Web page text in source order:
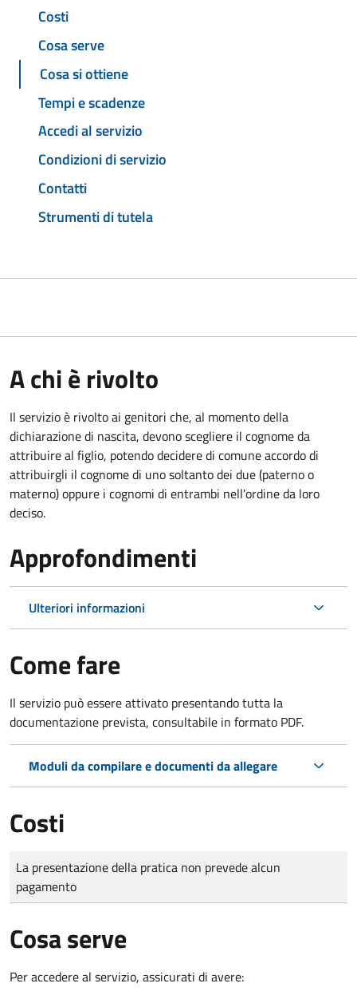
Costi
Cosa serve
Cosa si ottiene
Tempi e scadenze
Accedi al servizio
Condizioni di servizio
Contatti
Strumenti di tutela
A chi è rivolto
Il servizio è rivolto ai genitori che, al momento della
dichiarazione di nascita, devono scegliere il cognome da
attribuire al figlio, potendo decidere di comune accordo di
attribuirgli il cognome di uno soltanto dei due (paterno o
materno) oppure i cognomi di entrambi nell'ordine da loro
deciso.
Approfondimenti
Ulteriori informazioni
Come fare
Il servizio può essere attivato presentando tutta la
documentazione prevista, consultabile in formato PDF.
Moduli da compilare e documenti da allegare
Costi
Tipo di pagamento
Importo
La presentazione della pratica non prevede alcun
pagamento
Cosa serve
Per accedere al servizio, assicurati di avere: